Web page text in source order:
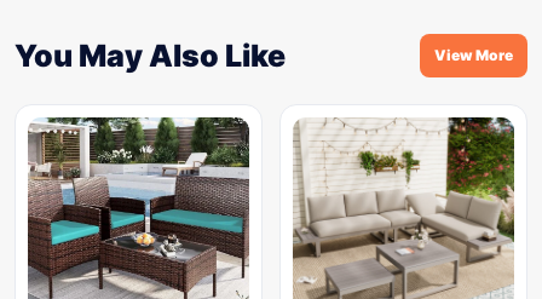
You May Also Like View More